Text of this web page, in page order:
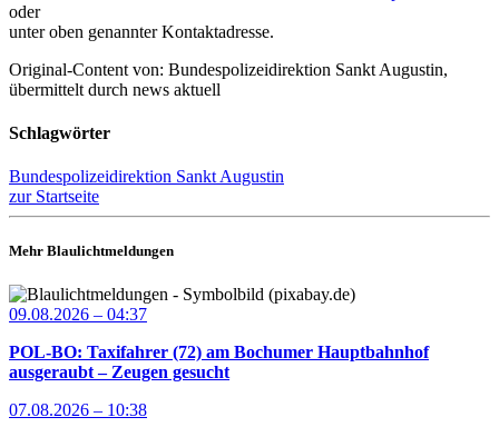
oder
unter oben genannter Kontaktadresse.
Original-Content von: Bundespolizeidirektion Sankt Augustin,
übermittelt durch news aktuell
Schlagwörter
Bundespolizeidirektion Sankt Augustin
zur Startseite
Mehr Blaulichtmeldungen
09.08.2026 – 04:37
POL-BO: Taxifahrer (72) am Bochumer Hauptbahnhof
ausgeraubt – Zeugen gesucht
07.08.2026 – 10:38